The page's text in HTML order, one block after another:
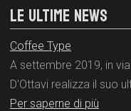
LE ULTIME NEWS
Coffee Type
A settembre 2019, in
D'Ottavi realizza il suo
Per saperne di più